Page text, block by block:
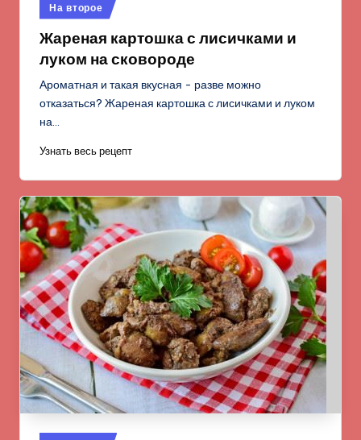
Опубликовано
в
На второе
Жареная картошка с лисичками и
луком на сковороде
Ароматная и такая вкусная - разве можно
отказаться? Жареная картошка с лисичками и луком
на…
Узнать весь рецепт